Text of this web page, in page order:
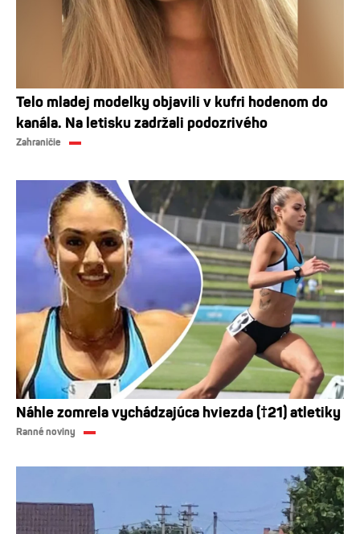
Telo mladej modelky objavili v kufri hodenom do
kanála. Na letisku zadržali podozrivého
Zahraničie
Náhle zomrela vychádzajúca hviezda (†21) atletiky
Ranné noviny